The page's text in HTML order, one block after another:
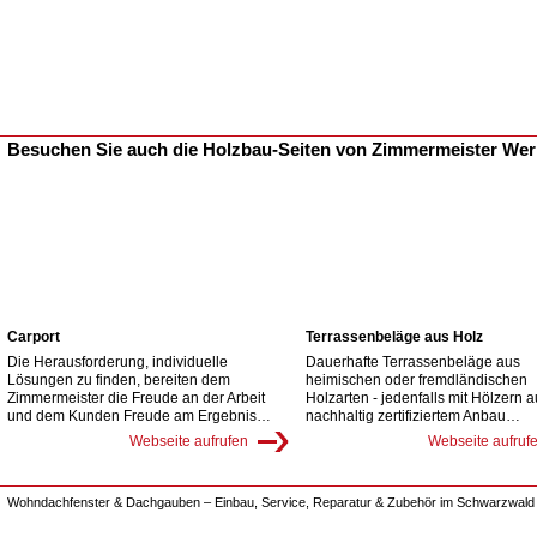
Besuchen Sie auch die Holzbau-Seiten von Zimmermeister
Carport
Die Herausforderung, individuelle
Lösungen zu finden, bereiten dem
Zimmermeister die Freude an der Arbeit
und dem Kunden Freude am Ergebnis…
Webseite aufrufen
Terrassenbeläge aus Holz
Dauerhafte Terrassenbeläge aus
heimischen oder fremdländischen
Holzarten - jedenfalls mit Hölzern
nachhaltig zertifiziertem Anbau…
Webseite
Wohndachfenster & Dachgauben – Einbau, Service, Reparatur & Zubehör im